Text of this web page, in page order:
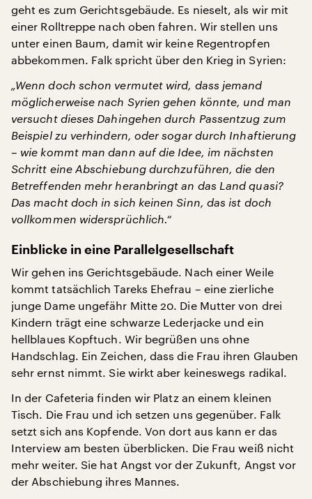
geht es zum Gerichtsgebäude. Es nieselt, als wir mit
einer Rolltreppe nach oben fahren. Wir stellen uns
unter einen Baum, damit wir keine Regentropfen
abbekommen. Falk spricht über den Krieg in Syrien:
„Wenn doch schon vermutet wird, dass jemand
möglicherweise nach Syrien gehen könnte, und man
versucht dieses Dahingehen durch Passentzug zum
Beispiel zu verhindern, oder sogar durch Inhaftierung
– wie kommt man dann auf die Idee, im nächsten
Schritt eine Abschiebung durchzuführen, die den
Betreffenden mehr heranbringt an das Land quasi?
Das macht doch in sich keinen Sinn, das ist doch
vollkommen widersprüchlich.“
Einblicke in eine Parallelgesellschaft
Wir gehen ins Gerichtsgebäude. Nach einer Weile
kommt tatsächlich Tareks Ehefrau – eine zierliche
junge Dame ungefähr Mitte 20. Die Mutter von drei
Kindern trägt eine schwarze Lederjacke und ein
hellblaues Kopftuch. Wir begrüßen uns ohne
Handschlag. Ein Zeichen, dass die Frau ihren Glauben
sehr ernst nimmt. Sie wirkt aber keineswegs radikal.
In der Cafeteria finden wir Platz an einem kleinen
Tisch. Die Frau und ich setzen uns gegenüber. Falk
setzt sich ans Kopfende. Von dort aus kann er das
Interview am besten überblicken. Die Frau weiß nicht
mehr weiter. Sie hat Angst vor der Zukunft, Angst vor
der Abschiebung ihres Mannes.